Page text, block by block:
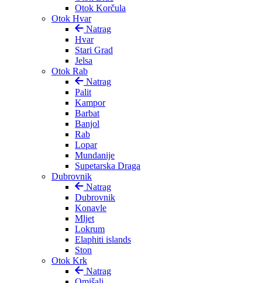
Otok Korčula
Otok Hvar
Natrag
Hvar
Stari Grad
Jelsa
Otok Rab
Natrag
Palit
Kampor
Barbat
Banjol
Rab
Lopar
Mundanije
Supetarska Draga
Dubrovnik
Natrag
Dubrovnik
Konavle
Mljet
Lokrum
Elaphiti islands
Ston
Otok Krk
Natrag